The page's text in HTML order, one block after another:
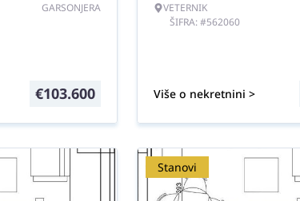
GARSONJERA
€103.600
VETERNIK
ŠIFRA: #562060
Više o nekretnini >
Stanovi